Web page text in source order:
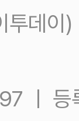
투데
ㅣ